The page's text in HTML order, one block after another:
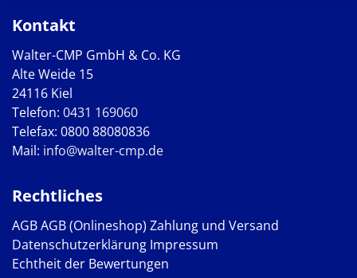
Kontakt
Walter-CMP GmbH & Co. KG
Alte Weide 15
24116 Kiel
Telefon: 0431 169060
Telefax: 0800 88080836
Mail: info@walter-cmp.de
Rechtliches
AGBAGB (Onlineshop) Zahlung und Versand
Datenschutzerklärung Impressum
Echtheit der Bewertungen